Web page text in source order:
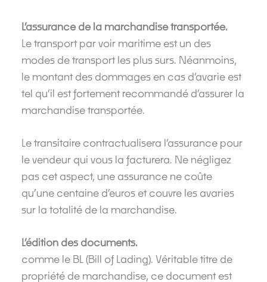
L’assurance de la marchandise transportée.
Le transport par voir maritime est un des
modes de transport les plus surs. Néanmoins,
le montant des dommages en cas d’avarie est
tel qu’il est fortement recommandé d’assurer la
marchandise transportée.
Le transitaire contractualisera l’assurance pour
le vendeur qui vous la facturera. Ne négligez
pas cet aspect, une assurance ne coûte
qu’une centaine d’euros et couvre les avaries
sur la totalité de la marchandise.
L’édition des documents.
comme le BL (Bill of Lading). Véritable titre de
propriété de marchandise, ce document est